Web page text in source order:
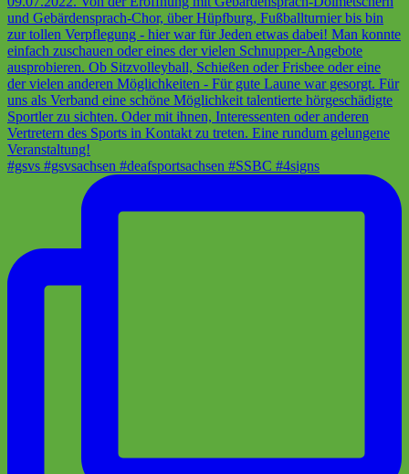
#gsvs #gsvsachsen #deafsportsachsen #SSBC #4signs